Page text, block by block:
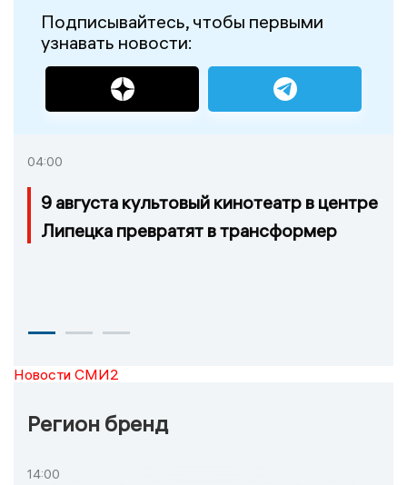
Подписывайтесь, чтобы первыми
узнавать новости:
04:00
9 августа культовый кинотеатр в центре
Липецка превратят в трансформер
Новости СМИ2
Регион бренд
14:00